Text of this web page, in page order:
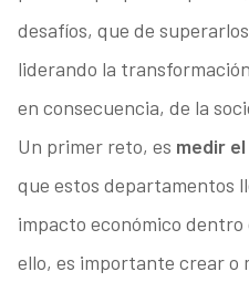
desafíos, que de
liderando la
en consecuencia, de la
Un primer reto, es medir
que estos departamentos
impacto económico
ello, es importante crear o